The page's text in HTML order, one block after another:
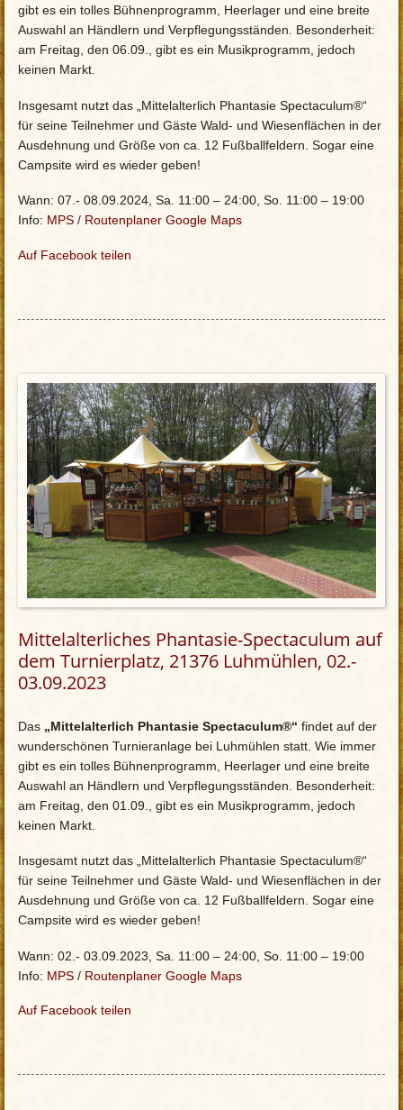
gibt es ein tolles Bühnenprogramm, Heerlager und eine breite
Auswahl an Händlern und Verpflegungsständen. Besonderheit:
am Freitag, den 06.09., gibt es ein Musikprogramm, jedoch
keinen Markt.
Insgesamt nutzt das „Mittelalterlich Phantasie Spectaculum®“
für seine Teilnehmer und Gäste Wald- und Wiesenflächen in der
Ausdehnung und Größe von ca. 12 Fußballfeldern. Sogar eine
Campsite wird es wieder geben!
Wann: 07.- 08.09.2024, Sa. 11:00 – 24:00, So. 11:00 – 19:00
Info: MPS / Routenplaner Google Maps
Auf Facebook teilen
Mittelalterliches Phantasie-Spectaculum auf
dem Turnierplatz, 21376 Luhmühlen, 02.-
03.09.2023
Das „Mittelalterlich Phantasie Spectaculum®“ findet auf der
wunderschönen Turnieranlage bei Luhmühlen statt. Wie immer
gibt es ein tolles Bühnenprogramm, Heerlager und eine breite
Auswahl an Händlern und Verpflegungsständen. Besonderheit:
am Freitag, den 01.09., gibt es ein Musikprogramm, jedoch
keinen Markt.
Insgesamt nutzt das „Mittelalterlich Phantasie Spectaculum®“
für seine Teilnehmer und Gäste Wald- und Wiesenflächen in der
Ausdehnung und Größe von ca. 12 Fußballfeldern. Sogar eine
Campsite wird es wieder geben!
Wann: 02.- 03.09.2023, Sa. 11:00 – 24:00, So. 11:00 – 19:00
Info: MPS / Routenplaner Google Maps
Auf Facebook teilen